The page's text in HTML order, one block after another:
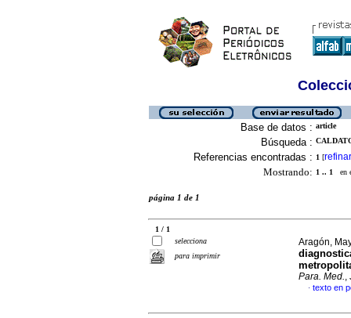
Base de datos : article
Búsqueda :
Referencias encontradas : 1 [refinar
Mostrando: 1 .. 1 en
página 1 de 1
1 / 1
selecciona
para imprimir
Aragón,
Para. Med.,
· texto en